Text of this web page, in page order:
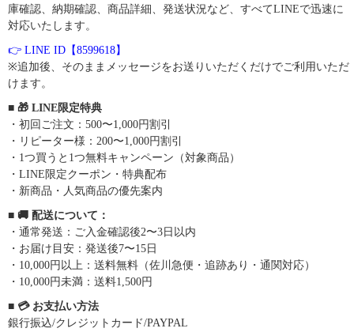
庫確認、納期確認、商品詳細、発送状況など、すべてLINEで迅速に
対応いたします。
👉 LINE ID【8599618】
※追加後、そのままメッセージをお送りいただくだけでご利用いただ
けます。
■ 🎁 LINE限定特典
・初回ご注文：500〜1,000円割引
・リピーター様：200〜1,000円割引
・1つ買うと1つ無料キャンペーン（対象商品）
・LINE限定クーポン・特典配布
・新商品・人気商品の優先案内
■ 🚚 配送について：
・通常発送：ご入金確認後2〜3日以内
・お届け目安：発送後7〜15日
・10,000円以上：送料無料（佐川急便・追跡あり・通関対応）
・10,000円未満：送料1,500円
■ 💳 お支払い方法
銀行振込/クレジットカード/PAYPAL